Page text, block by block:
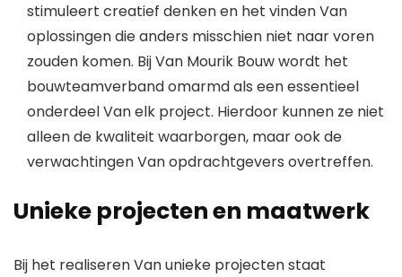
stimuleert creatief denken en het vinden Van
oplossingen die anders misschien niet naar voren
zouden komen. Bij Van Mourik Bouw wordt het
bouwteamverband omarmd als een essentieel
onderdeel Van elk project. Hierdoor kunnen ze niet
alleen de kwaliteit waarborgen, maar ook de
verwachtingen Van opdrachtgevers overtreffen.
Unieke projecten en maatwerk
Bij het realiseren Van unieke projecten staat